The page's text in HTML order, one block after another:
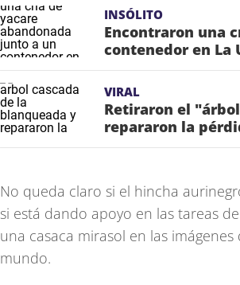
INSÓLITO
Encontraron una
contenedor en La
VIRAL
Retiraron el
repararon la
No queda claro si el hincha
si está dando apoyo en las tareas
una casaca mirasol en las
mundo.